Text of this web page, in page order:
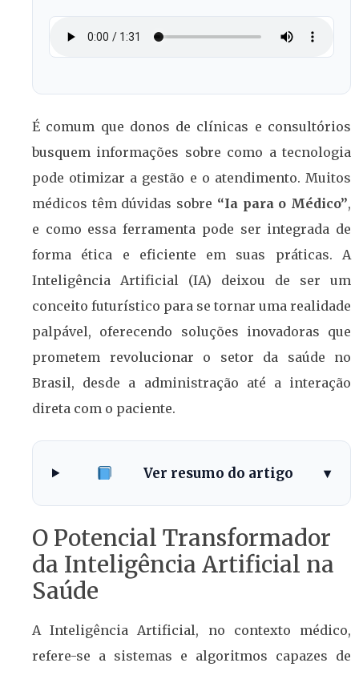
É comum que donos de clínicas e consultórios
busquem informações sobre como a tecnologia
pode otimizar a gestão e o atendimento. Muitos
médicos têm dúvidas sobre “Ia para o Médico”,
e como essa ferramenta pode ser integrada de
forma ética e eficiente em suas práticas. A
Inteligência Artificial (IA) deixou de ser um
conceito futurístico para se tornar uma realidade
palpável, oferecendo soluções inovadoras que
prometem revolucionar o setor da saúde no
Brasil, desde a administração até a interação
direta com o paciente.
Ver resumo do artigo ▾
O Potencial Transformador
da Inteligência Artificial na
Saúde
A Inteligência Artificial, no contexto médico,
refere-se a sistemas e algoritmos capazes de